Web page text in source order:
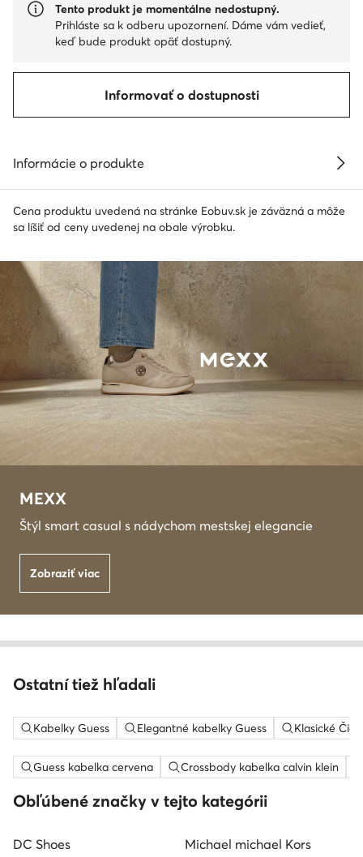
Tento produkt je momentálne nedostupný.
Prihláste sa k odberu upozornení. Dáme vám vedieť,
keď bude produkt opäť dostupný.
Informovať o dostupnosti
Informácie o produkte
Cena produktu uvedená na stránke Eobuv.sk je záväzná a môže
sa líšiť od ceny uvedenej na obale výrobku.
MEXX
Štýl smart casual s nádychom mestskej elegancie
Zobraziť viac
Ostatní tiež hľadali
Kabelky Guess Elegantné kabelky Guess Klasické
Guess kabelka cervena Crossbody kabelka calvin klein
Obľúbené značky v tejto kategórii
DC Shoes Michael michael Kors